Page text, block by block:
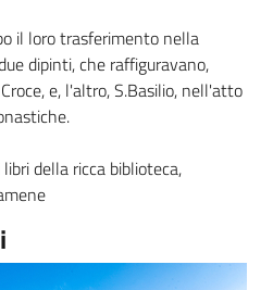
il loro trasferimento nella
dipinti, che raffiguravano,
e, l'altro, S.Basilio, nell'atto
della ricca biblioteca,